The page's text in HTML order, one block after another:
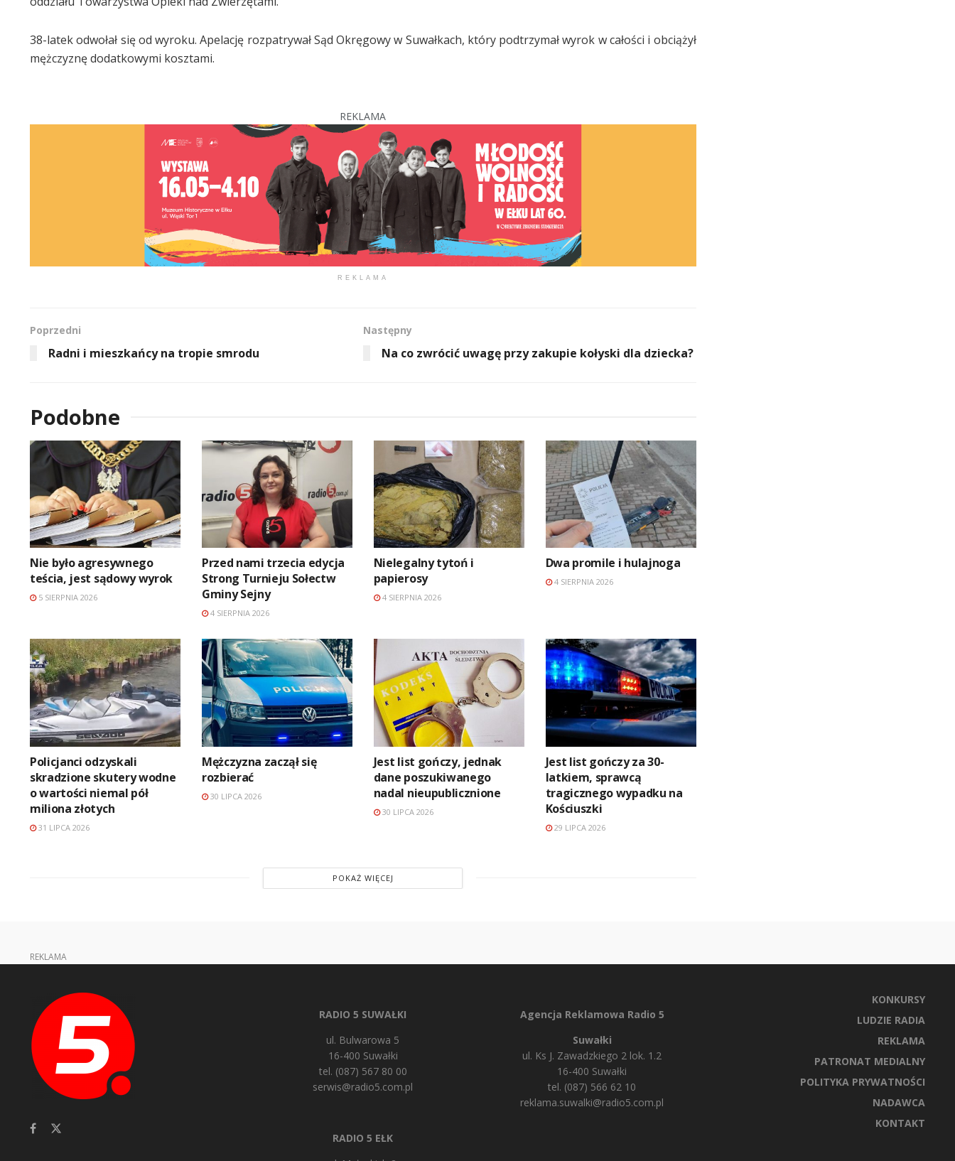
38-latek odwołał się od wyroku. Apelację rozpatrywał Sąd Okręgowy w Suwałkach, który podtrzymał wyrok w całości i obciążył
mężczyznę dodatkowymi kosztami.
REKLAMA
REKLAMA
Poprzedni
Radni i mieszkańcy na tropie smrodu
Następny
Na co zwrócić uwagę przy zakupie kołyski dla dziecka?
Podobne
Nie było agresywnego
teścia, jest sądowy wyrok
5 SIERPNIA 2026
Przed nami trzecia edycja
Strong Turnieju Sołectw
Gminy Sejny
4 SIERPNIA 2026
Nielegalny tytoń i
papierosy
4 SIERPNIA 2026
Dwa promile i hulajnoga
4 SIERPNIA 2026
Policjanci odzyskali
skradzione skutery wodne
o wartości niemal pół
miliona złotych
31 LIPCA 2026
Mężczyzna zaczął się
rozbierać
30 LIPCA 2026
Jest list gończy, jednak
dane poszukiwanego
nadal nieupublicznione
30 LIPCA 2026
Jest list gończy za 30-
latkiem, sprawcą
tragicznego wypadku na
Kościuszki
29 LIPCA 2026
POKAŻ WIĘCEJ
REKLAMA
RADIO 5 SUWAŁKI
ul. Bulwarowa 5
16-400 Suwałki
tel. (087) 567 80 00
serwis@radio5.com.pl
RADIO 5 EŁK
Agencja Reklamowa Radio 5
Suwałki
ul. Ks J. Zawadzkiego 2 lok. 1.2
16-400 Suwałki
tel. (087) 566 62 10
reklama.suwalki@radio5.com.pl
KONKURSY
LUDZIE RADIA
REKLAMA
PATRONAT MEDIALNY
POLITYKA PRYWATNOŚCI
NADAWCA
KONTAKT